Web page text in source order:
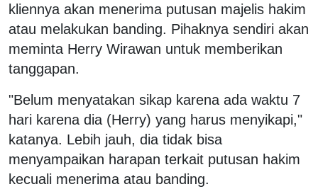
kliennya akan menerima putusan majelis hakim
atau melakukan banding. Pihaknya sendiri akan
meminta Herry Wirawan untuk memberikan
tanggapan.
"Belum menyatakan sikap karena ada waktu 7
hari karena dia (Herry) yang harus menyikapi,"
katanya. Lebih jauh, dia tidak bisa
menyampaikan harapan terkait putusan hakim
kecuali menerima atau banding.